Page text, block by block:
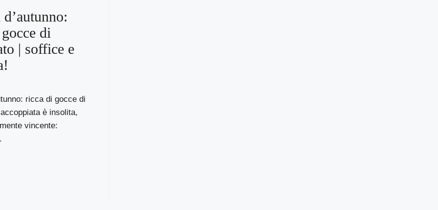
di
| soffice e
ricca di gocce di
è insolita,
vincente: